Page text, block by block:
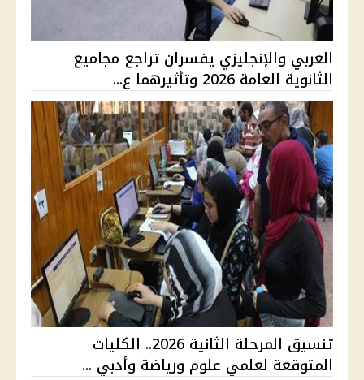
العربي والإنجليزي يفسران تراجع مجاميع
الثانوية العامة 2026 وتأثيرهما ع...
تنسيق المرحلة الثانية 2026.. الكليات
المتوقعة لعلمي علوم ورياضة وأدبي ...